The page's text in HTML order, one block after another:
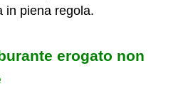
in piena regola.
erogato non